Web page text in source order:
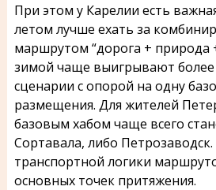
При этом у Карелии есть
летом лучше ехать за
маршрутом “дорога + природа
зимой чаще выигрывают
сценарии с опорой на одну
размещения. Для жителей
базовым хабом чаще всего
Сортавала, либо
транспортной логики
основных точек притяжения.